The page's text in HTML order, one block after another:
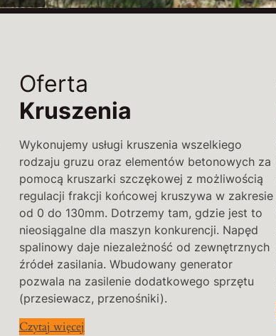
Oferta
Kruszenia
Wykonujemy usługi kruszenia wszelkiego
rodzaju gruzu oraz elementów betonowych za
pomocą kruszarki szczękowej z możliwością
regulacji frakcji końcowej kruszywa w zakresie
od 0 do 130mm. Dotrzemy tam, gdzie jest to
nieosiągalne dla maszyn konkurencji. Napęd
spalinowy daje niezależność od zewnętrznych
źródeł zasilania. Wbudowany generator
pozwala na zasilenie dodatkowego sprzętu
(przesiewacz, przenośniki).
Czytaj więcej